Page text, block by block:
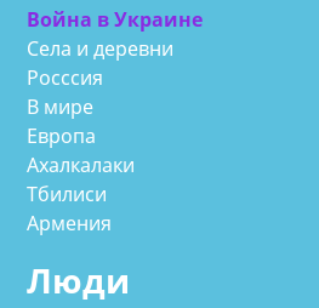
Война в Украине
Села и деревни
Росссия
В мире
Европа
Ахалкалаки
Тбилиси
Армения
Люди